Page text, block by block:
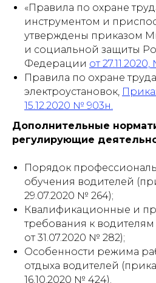
«Правила по охране
инструментом и
утверждены приказом
и социальной защиты
Федерации от
Правила по охране
электроустановок,
15.12.2020 № 903н.
Дополнительные
регулирующие
Порядок
обучения водителей
29.07.2020 № 264);
Квалификационные и
требования к
от 31.07.2020 № 282);
Особенности режима
отдыха водителей
16.10.2020 № 424).